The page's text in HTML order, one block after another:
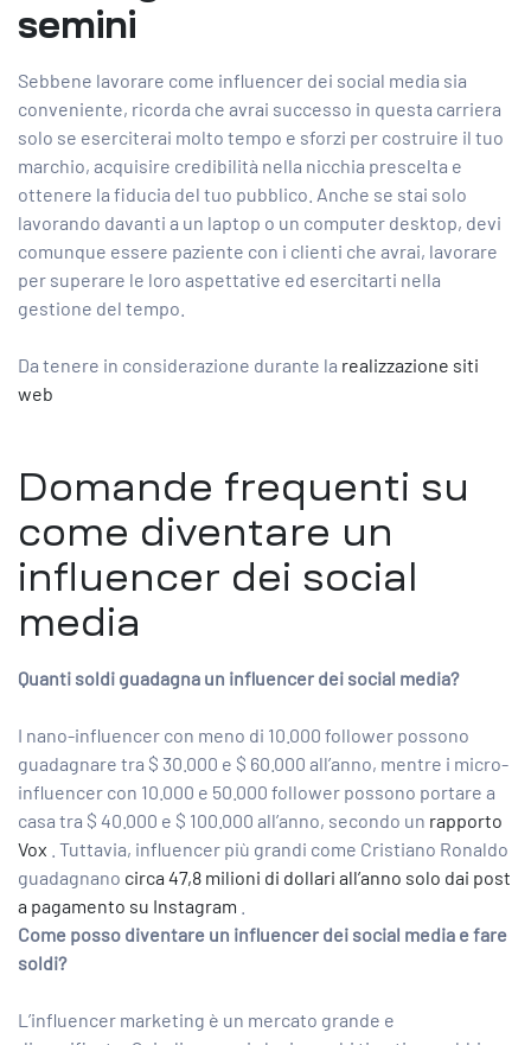
semini
Sebbene lavorare come influencer dei social media sia
conveniente, ricorda che avrai successo in questa carriera
solo se eserciterai molto tempo e sforzi per costruire il tuo
marchio, acquisire credibilità nella nicchia prescelta e
ottenere la fiducia del tuo pubblico. Anche se stai solo
lavorando davanti a un laptop o un computer desktop, devi
comunque essere paziente con i clienti che avrai, lavorare
per superare le loro aspettative ed esercitarti nella
gestione del tempo.
Da tenere in considerazione durante la realizzazione siti
web
Domande frequenti su
come diventare un
influencer dei social
media
Quanti soldi guadagna un influencer dei social media?
I nano-influencer con meno di 10.000 follower possono
guadagnare tra $ 30.000 e $ 60.000 all’anno, mentre i micro-
influencer con 10.000 e 50.000 follower possono portare a
casa tra $ 40.000 e $ 100.000 all’anno, secondo un rapporto
Vox . Tuttavia, influencer più grandi come Cristiano Ronaldo
guadagnano circa 47,8 milioni di dollari all’anno solo dai post
a pagamento su Instagram
Come posso diventare un influencer dei social media e fare
soldi?
L’influencer marketing è un mercato grande e